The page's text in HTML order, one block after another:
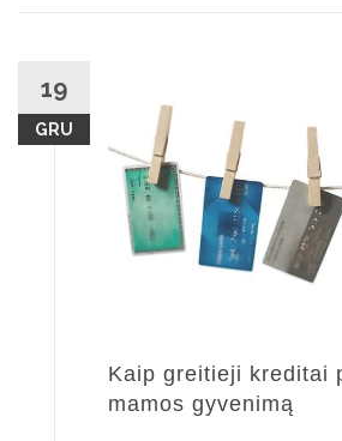
19
GRU
Kaip greitieji kreditai
mamos gyvenimą